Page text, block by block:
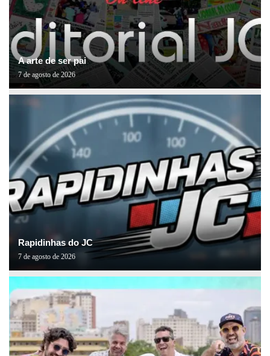
A arte de ser pai
7 de agosto de 2026
Rapidinhas do JC
7 de agosto de 2026